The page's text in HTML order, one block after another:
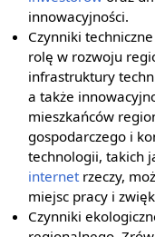
innowacyjności.
Czynniki
rolę w rozwoju
infrastruktury
a także
mieszkańców
gospodarczego i
technologii, takich
internetrzeczy,
miejsc pracy i
Czynniki